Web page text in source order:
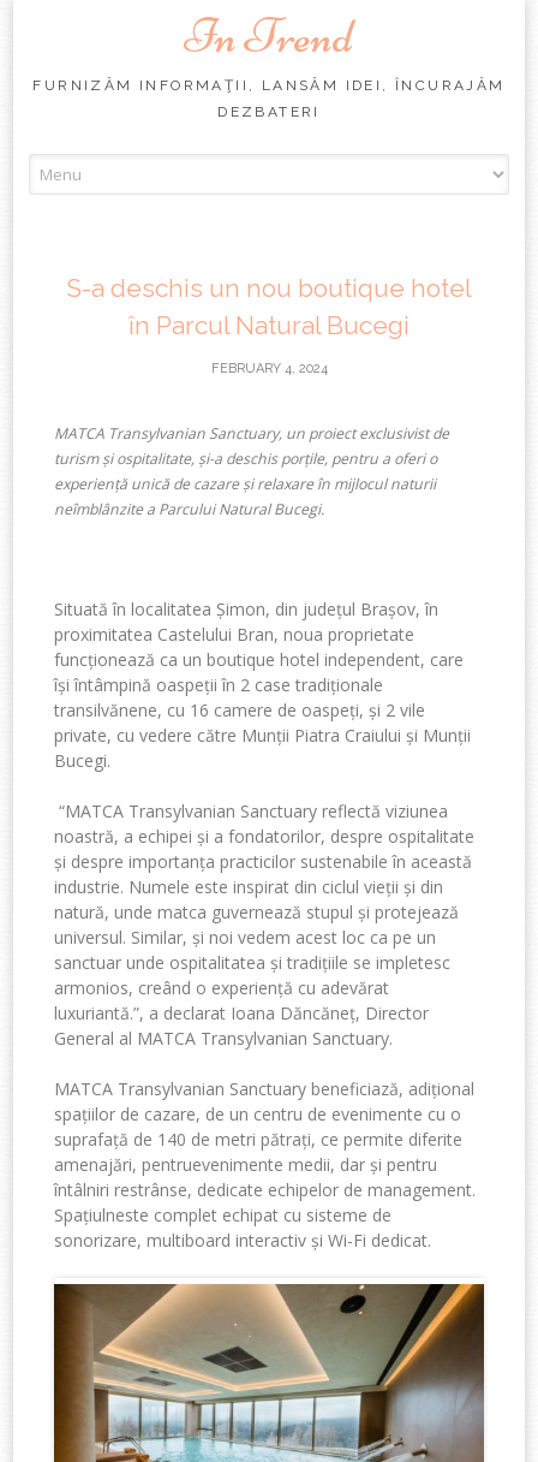
In Trend
FURNIZĂM INFORMAŢII, LANSĂM IDEI, ÎNCURAJĂM
DEZBATERI
to
S-a deschis un nou boutique hotel
în Parcul Natural Bucegi
FEBRUARY 4, 2024
MATCA Transylvanian Sanctuary, un proiectexclusivist de
turismși ospitalitate,și-a deschisporțile, pentru a oferio
experiență unică decazareși relaxareîn mijlocul naturii
neîmblânzitea ParculuiNatural Bucegi.
Situatăîn localitatea Șimon, din județul Brașov,în
proximitatea Castelului Bran, noua proprietate
funcționează ca un boutique hotel independent, care
își întâmpină oaspeții în 2 casetradiționale
transilvănene, cu 16 camere de oaspeți,și 2 vile
private, cuvedere către Munții Piatra Craiului și Munții
Bucegi.
“MATCA Transylvanian Sanctuary reflectă viziunea
noastră, a echipei și afondatorilor, despre ospitalitate
și despre importanța practicilor sustenabile în această
industrie. Numele este inspirat din ciclul vieții și din
natură, unde matca guvernează stupul și protejează
universul. Similar,și noivedem acest loc ca pe un
sanctuar unde ospitalitatea și tradițiile se impletesc
armonios, creând o experiență cu adevărat
luxuriantă.”, a declarat Ioana Dăncăneț, Director
General al MATCA Transylvanian Sanctuary.
MATCA Transylvanian Sanctuary beneficiază, adițional
spațiilor de cazare, de un centru de evenimente cu o
suprafață de 140 de metri pătrați, ce permite diferite
amenajări, pentruevenimente medii, dar și pentru
întâlniri restrânse, dedicate echipelor de management.
Spațiulneste complet echipat cu sisteme de
sonorizare, multiboard interactiv și Wi-Fi dedicat.